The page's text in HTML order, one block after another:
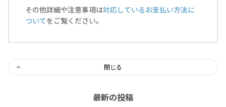
その他詳細や注意事項は対応しているお支払い方法に
ついてをご覧ください。
閉じる
最新の投稿